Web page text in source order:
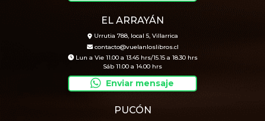
EL ARRAYÁN
Urrutia 788, local 5, Villarrica
contacto@vuelanloslibros.cl
Lun a Vie 11.00 a 13.45 hrs/15.15 a 18.30 hrs
Sáb 11.00 a 14.00 hrs
Enviar mensaje
PUCÓN